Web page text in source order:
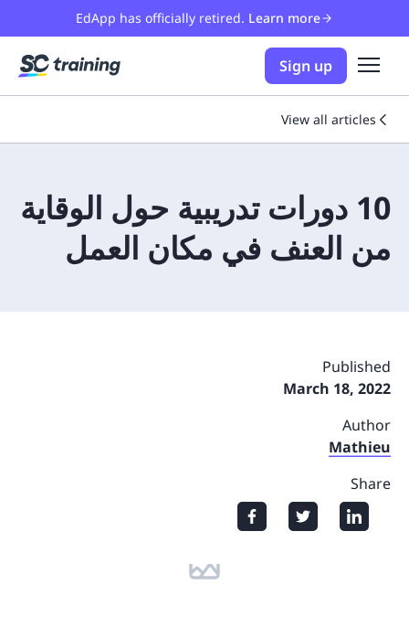
EdApp has officially retired. Learn more
Sign up
View all articles
10 دورات تدريبية حول الوقاية
من العنف في مكان العمل
Published
March 18, 2022
Author
Mathieu
Share